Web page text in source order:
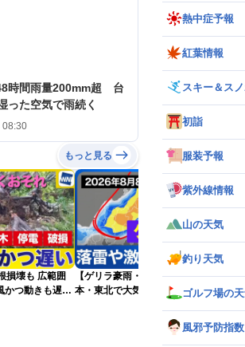
時間雨量200mm超 台
った空気で雨続く
08:30
もっと見る
損壊も 広範囲
かつ動きも遅く
【ゲリラ豪雨・落雷警戒】午後は東日
本・東北で大気の状態が非常に不安定
熱中症予報
紅葉情報
スキー＆ス
初詣
服装予報
紫外線情報
山の天気
釣り天気
ゴルフ場の
風邪予防指数